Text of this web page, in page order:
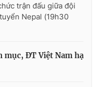
trận đấu giữa đội
Nepal (19h30
mục, ĐT Việt Nam hạ